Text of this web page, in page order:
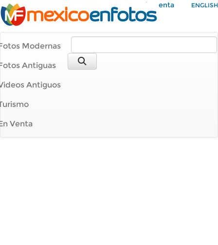
Mi Cuenta ENGLISH
Modernas
Antiguas
Antiguos
Venta